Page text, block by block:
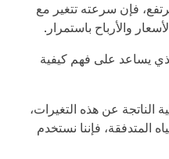
فإن سرعته تتغير مع
والأرباح باستمرار.
يساعد على فهم كيفية
الناتجة عن هذه التغيرات،
المتدفقة، فإننا نستخدم